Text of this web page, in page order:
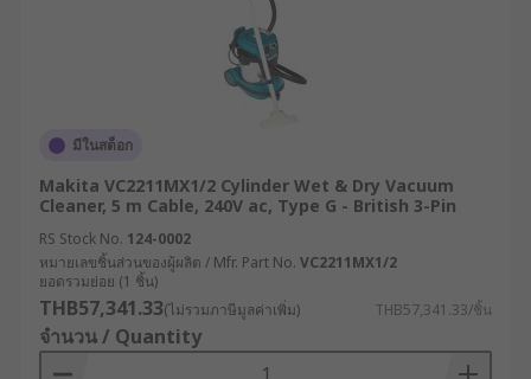
อุปกรณ์ต่อขยาย จะช่วยยกระดับประสิทธิภาพใน
การทำความสะอาดบนพื้นผิว และรองรับการใช้
งานที่หลากหลายยิ่งขึ้น
ตัวอย่างการใช้งานเครื่องดูด
ฝุ่นในอุตสาหกรรมต่าง ๆ
เครื่องดูดฝุ่นนิยมนำไปใช้อย่างกว้างขวางในหลาก
หลายสถานที่เพื่อรักษาสุขอนามัย เช่น
โรงงานอุตสาหกรรมและโกดัง :ใช้จัดการกับฝุ่น
ผงจากการผลิต สารเคมีที่หก หรือเศษวัสดุ
มีในสต็อก
Makita VC2211MX1/2 Cylinder Wet & Dry Vacuum
Cleaner, 5 m Cable, 240V ac, Type G - British 3-Pin
RS Stock No. 124-0002
หมายเลขชิ้นส่วนของผู้ผลิต / Mfr. Part No. VC2211MX1/2
ยอดรวมย่อย (1 ชิ้น)
THB57,341.33(ไม่รวมภาษีมูลค่าเพิ่ม) THB57,341.33/ชิ้น
จำนวน / Quantity